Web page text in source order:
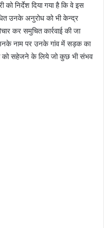
निर्देश दिया गया है कि वे इस
उनके अनुरोध को भी केन्द्र
कर समुचित कार्रवाई की जा
नाम पर उनके गांव में सड़क का
को सहेजने के लिये जो कुछ भी संभव